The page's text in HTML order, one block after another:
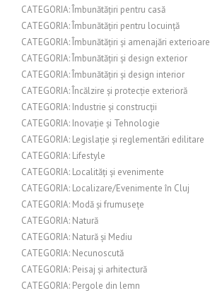
CATEGORIA: Îmbunătățiri pentru casă
CATEGORIA: Îmbunătățiri pentru locuință
CATEGORIA: Îmbunătățiri și amenajări exterioare
CATEGORIA: Îmbunătățiri și design exterior
CATEGORIA: Îmbunătățiri și design interior
CATEGORIA: Încălzire și protecție exterioră
CATEGORIA: Industrie și construcții
CATEGORIA: Inovație și Tehnologie
CATEGORIA: Legislație și reglementări edilitare
CATEGORIA: Lifestyle
CATEGORIA: Localități și evenimente
CATEGORIA: Localizare/Evenimente în Cluj
CATEGORIA: Modă și frumusețe
CATEGORIA: Natură
CATEGORIA: Natură și Mediu
CATEGORIA: Necunoscută
CATEGORIA: Peisaj și arhitectură
CATEGORIA: Pergole din lemn